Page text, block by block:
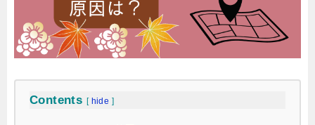
Contents [ hide ]